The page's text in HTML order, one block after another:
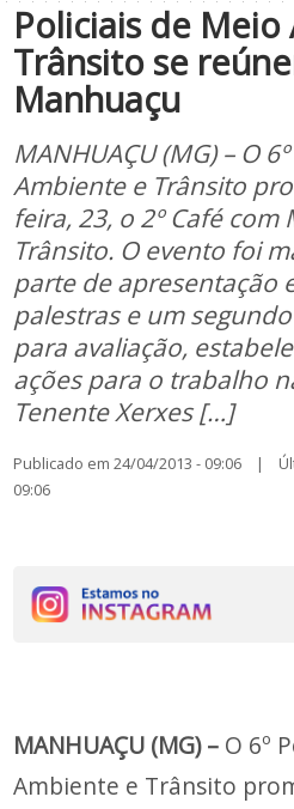
Policiais de
Trânsito se
Manhuaçu
MANHUAÇU (MG) – O
Ambiente e Trânsito
feira, 23, o 2º Café
Trânsito. O evento foi
parte de apresentação
palestras e um
para avaliação,
ações para o trabalho
Tenente Xerxes […]
Publicado em 24/04/2013 - 09:06 |
09:06
MANHUAÇU (MG) – O 6º
Ambiente e Trânsito